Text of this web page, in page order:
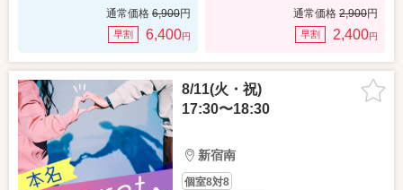
通常価格 6,900円
早割 6,400円
通常価格 2,900円
早割 2,400円
8/11(火・祝)
17:30〜18:30
新宿南
個室8対8